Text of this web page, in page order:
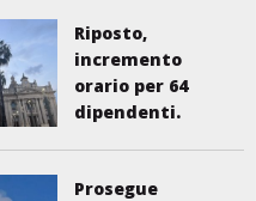
Riposto,
incremento
orario per 64
dipendenti.
Prosegue